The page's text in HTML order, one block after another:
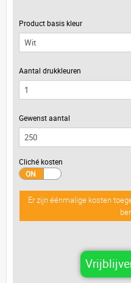
Product basis kleur
Wit
Aantal drukkleuren
Gewenst aantal
Cliché kosten
Er zijn éénmalige kosten